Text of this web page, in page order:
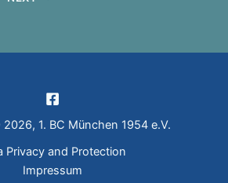
1. BC München 1954 e.V.
Privacy and Protection
Impressum